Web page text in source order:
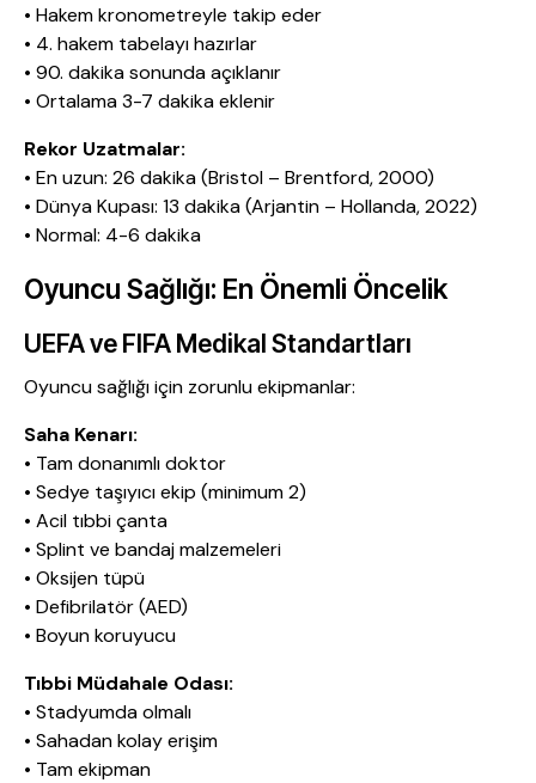
• Hakem kronometreyle takip eder
• 4. hakem tabelayı hazırlar
• 90. dakika sonunda açıklanır
• Ortalama 3-7 dakika eklenir
Rekor Uzatmalar:
• En uzun: 26 dakika (Bristol – Brentford, 2000)
• Dünya Kupası: 13 dakika (Arjantin – Hollanda, 2022)
• Normal: 4-6 dakika
Oyuncu Sağlığı: En Önemli Öncelik
UEFA ve FIFA Medikal Standartları
Oyuncu sağlığı için zorunlu ekipmanlar:
Saha Kenarı:
• Tam donanımlı doktor
• Sedye taşıyıcı ekip (minimum 2)
• Acil tıbbi çanta
• Splint ve bandaj malzemeleri
• Oksijen tüpü
• Defibrilatör (AED)
• Boyun koruyucu
Tıbbi Müdahale Odası:
• Stadyumda olmalı
• Sahadan kolay erişim
• Tam ekipman